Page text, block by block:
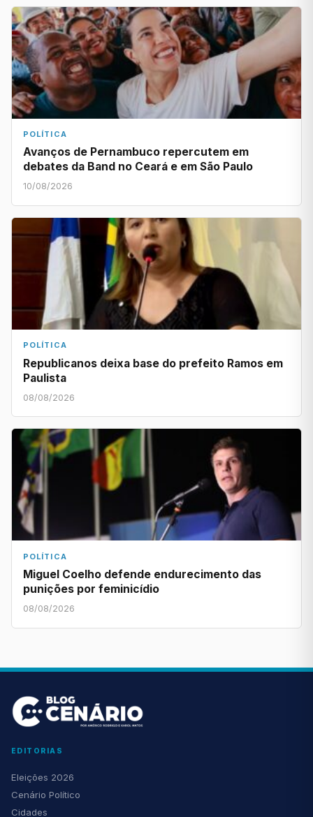
POLÍTICA
Avanços de Pernambuco repercutem em
debates da Band no Ceará e em São Paulo
10/08/2026
POLÍTICA
Republicanos deixa base do prefeito Ramos em
Paulista
08/08/2026
POLÍTICA
Miguel Coelho defende endurecimento das
punições por feminicídio
08/08/2026
EDITORIAS
Eleições 2026
Cenário Político
Cidades